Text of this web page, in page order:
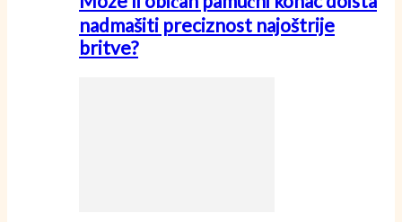
nadmašiti preciznost najoštrije
britve?